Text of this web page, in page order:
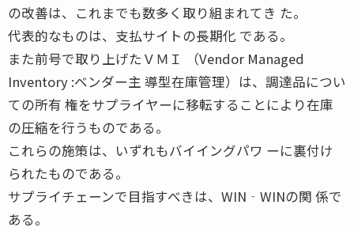
の改善は、これまでも数多く取り組まれてき た。
代表的なものは、支払サイトの長期化 である。
また前号で取り上げたＶＭＩ （Vendor Managed
Inventory :ベンダー主 導型在庫管理）は、調達品につい
ての所有 権をサプライヤーに移転することにより在庫
の圧縮を行うものである。
これらの施策は、いずれもバイイングパワ ーに裏付け
られたものである。
サプライチェーンで目指すべきは、WIN‐WINの関 係で
ある。